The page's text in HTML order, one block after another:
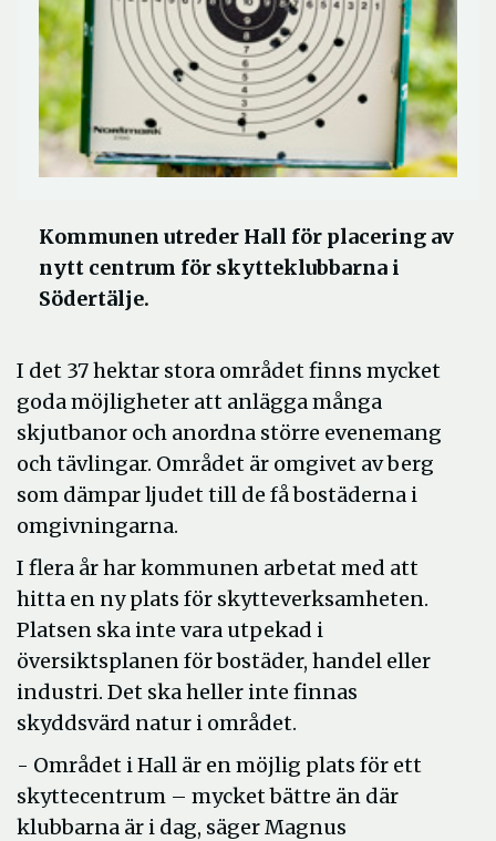
Kommunen utreder Hall för placering av
nytt centrum för skytteklubbarna i
Södertälje.
I det 37 hektar stora området finns mycket
goda möjligheter att anlägga många
skjutbanor och anordna större evenemang
och tävlingar. Området är omgivet av berg
som dämpar ljudet till de få bostäderna i
omgivningarna.
I flera år har kommunen arbetat med att
hitta en ny plats för skytteverksamheten.
Platsen ska inte vara utpekad i
översiktsplanen för bostäder, handel eller
industri. Det ska heller inte finnas
skyddsvärd natur i området.
- Området i Hall är en möjlig plats för ett
skyttecentrum – mycket bättre än där
klubbarna är i dag, säger Magnus